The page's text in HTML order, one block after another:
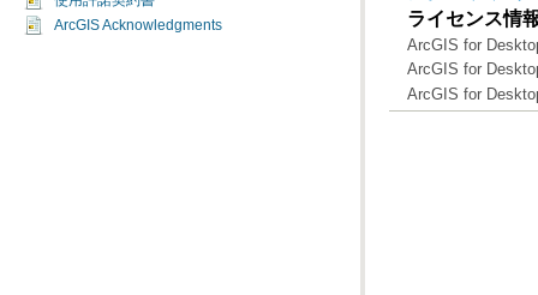
ArcGIS Acknowledgments
ライセンス情
ArcGIS for
ArcGIS for
ArcGIS for